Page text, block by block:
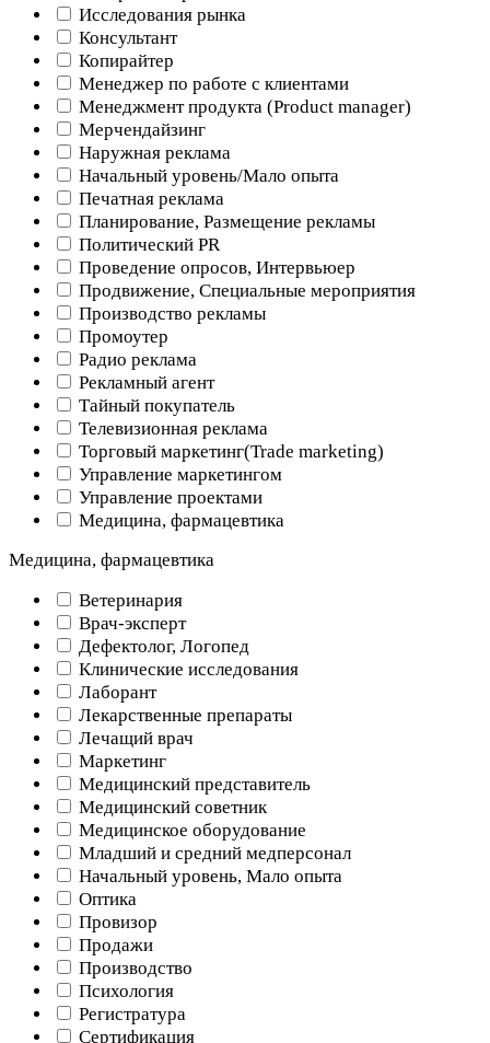
Исследования рынка
Консультант
Копирайтер
Менеджер по работе с клиентами
Менеджмент продукта (Product manager)
Мерчендайзинг
Наружная реклама
Начальный уровень/Мало опыта
Печатная реклама
Планирование, Размещение рекламы
Политический PR
Проведение опросов, Интервьюер
Продвижение, Специальные мероприятия
Производство рекламы
Промоутер
Радио реклама
Рекламный агент
Тайный покупатель
Телевизионная реклама
Торговый маркетинг(Trade marketing)
Управление маркетингом
Управление проектами
Медицина, фармацевтика
Медицина, фармацевтика
Ветеринария
Врач-эксперт
Дефектолог, Логопед
Клинические исследования
Лаборант
Лекарственные препараты
Лечащий врач
Маркетинг
Медицинский представитель
Медицинский советник
Медицинское оборудование
Младший и средний медперсонал
Начальный уровень, Мало опыта
Оптика
Провизор
Продажи
Производство
Психология
Регистратура
Сертификация